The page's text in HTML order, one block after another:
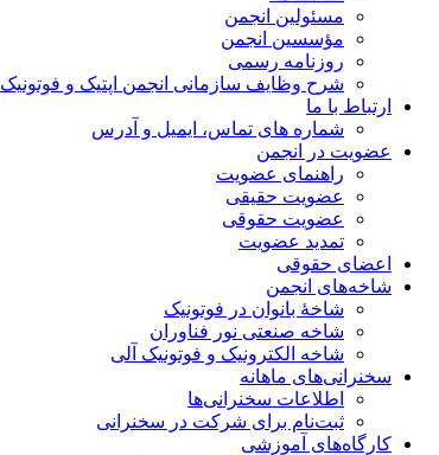
مسئولین انجمن
مؤسسین انجمن
روزنامه رسمی
شرح وظایف سازمانی انجمن اپتیک و فوتونیک
ارتباط با ما
شماره های تماس، ایمیل و آدرس
عضویت در انجمن
راهنمای عضویت
عضویت حقیقی
عضویت حقوقی
تمدید عضویت
اعضای حقوقی
شاخه‌های انجمن
شاخۀ بانوان در فوتونیک
شاخه صنعتی نور فناوران
شاخه‌ الکترونیک و فوتونیک آلی
سخنرانی‌های ماهانه
اطلاعات سخنرانی‌‌ها
ثبت‌نام برای شرکت در سخنرانی
کارگاه‌های آموزشی